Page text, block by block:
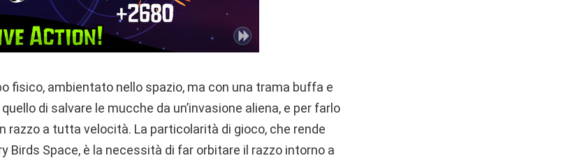
fisico, ambientato nello spazio, ma con una trama buffa e
di salvare le mucche da un’invasione aliena, e per farlo
razzo a tutta velocità. La particolarità di gioco, che rende
Birds Space, è la necessità di far orbitare il razzo intorno a